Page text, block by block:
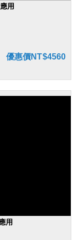
用
優惠價NT$4560
用